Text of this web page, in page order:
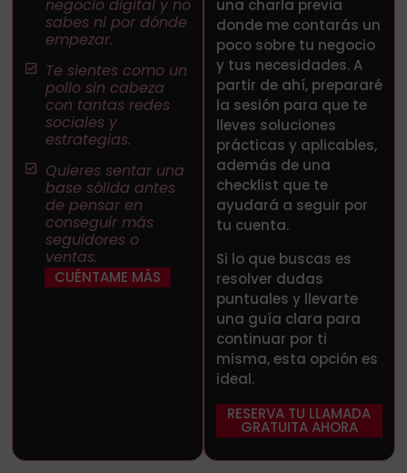
negocio digital y no
sabes ni por dónde
empezar.
Te sientes como un
pollo sin cabeza
con tantas redes
sociales y
estrategias.
Quieres sentar una
base sólida antes
de pensar en
conseguir más
seguidores o
ventas.
CUÉNTAME MÁS
una charla previa
donde me contarás un
poco sobre tu negocio
y tus necesidades. A
partir de ahí, prepararé
la sesión para que te
lleves soluciones
prácticas y aplicables,
además de una
checklist que te
ayudará a seguir por
tu cuenta.
Si lo que buscas es
resolver dudas
puntuales y llevarte
una guía clara para
continuar por ti
misma, esta opción es
ideal.
RESERVA TU LLAMADA
GRATUITA AHORA